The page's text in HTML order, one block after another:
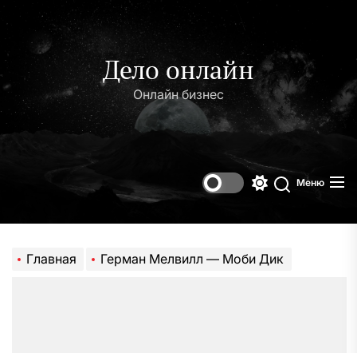
содержимому
Дело онлайн
Онлайн бизнес
Поиск
Меню
Главная Герман Мелвилл — Моби Дик